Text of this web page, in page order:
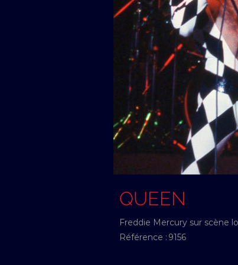
QUEEN
Freddie Mercury sur scène
Référence : 9156